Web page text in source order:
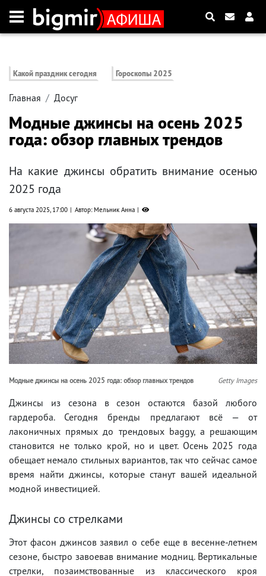
Какой праздник сегодня Гороскопы 2025
Главная Досуг
Модные джинсы на осень 2025
года: обзор главных трендов
На какие джинсы обратить внимание осенью
2025 года
6 августа 2025, 17:00 Автор: Мельник Анна
Модные джинсы на осень 2025 года: обзор главных трендов Getty Images
Джинсы из сезона в сезон остаются базой любого
гардероба. Сегодня бренды предлагают всё — от
лаконичных прямых до трендовых baggy, а решающим
становится не только крой, но и цвет. Осень 2025 года
обещает немало стильных вариантов, так что сейчас самое
время найти джинсы, которые станут вашей идеальной
модной инвестицией.
Джинсы со стрелками
Этот фасон джинсов заявил о себе еще в весенне-летнем
сезоне, быстро завоевав внимание модниц. Вертикальные
стрелки, позаимствованные из классического кроя